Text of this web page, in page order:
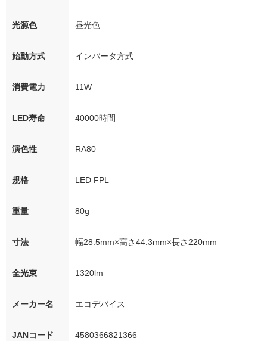
光源色 昼光色
始動方式 インバータ方式
消費電力 11W
LED寿命 40000時間
演色性 RA80
規格 LED FPL
重量 80g
寸法 幅28.5mm×高さ44.3mm×長さ220mm
全光束 1320lm
メーカー名 エコデバイス
JANコード 4580366821366